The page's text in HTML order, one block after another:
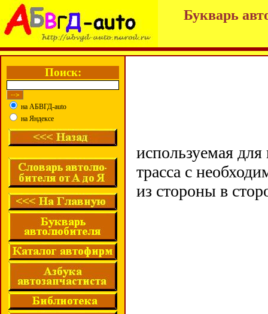
Букварь
Поиск:
на АБВГД-auto
на Яндексе
используемая
трасса с
из стороны в